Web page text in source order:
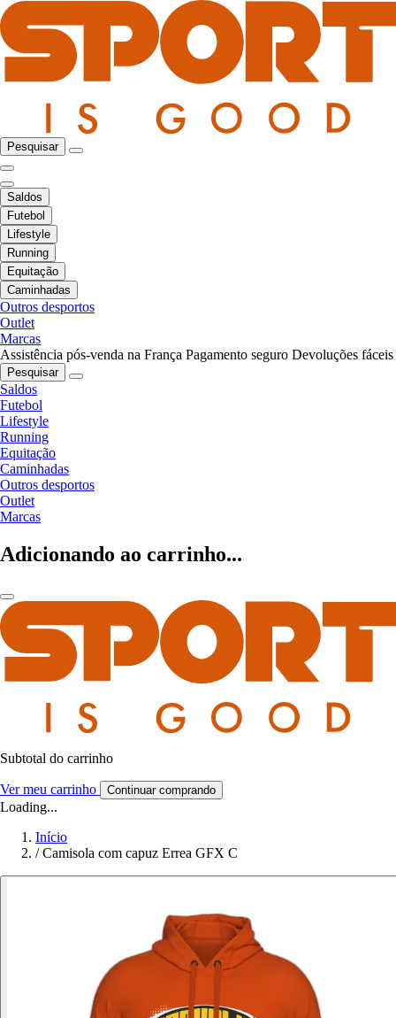
Pesquisar
Saldos
Futebol
Lifestyle
Running
Equitação
Caminhadas
Outros desportos
Outlet
Marcas
Assistência pós-venda na França Pagamento seguro Devoluções fáceis
Pesquisar
Saldos
Futebol
Lifestyle
Running
Equitação
Caminhadas
Outros desportos
Outlet
Marcas
Adicionando ao carrinho...
Subtotal do carrinho
Ver meu carrinho Continuar comprando
Loading...
Início
/ Camisola com capuz Errea GFX C